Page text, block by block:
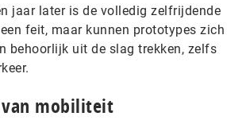
jaar later is de volledig zelfrijdende
feit, maar kunnen prototypes zich
behoorlijk uit de slag trekken, zelfs
van mobiliteit